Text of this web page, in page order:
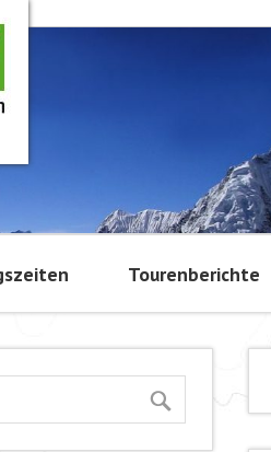
Tourenberichte